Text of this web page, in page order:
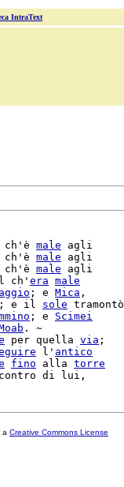
IntraText
ch'è male agli
ch'è male agli
ch'è male agli
ch'era male
; e Mica ,
; e il sole tramontò
; e Scimei
per quella via ;
l' antico
fino alla torre
a Creative Commons License